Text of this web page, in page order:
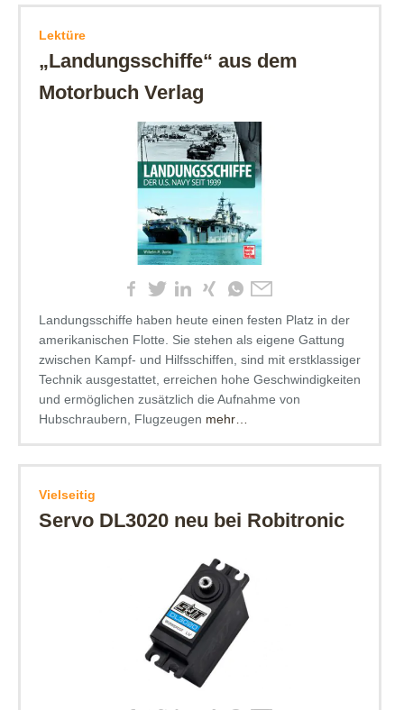
Lektüre
„Landungsschiffe“ aus dem
Motorbuch Verlag
Landungsschiffe haben heute einen festen Platz in der
amerikanischen Flotte. Sie stehen als eigene Gattung
zwischen Kampf- und Hilfsschiffen, sind mit erstklassiger
Technik ausgestattet, erreichen hohe Geschwindigkeiten
und ermöglichen zusätzlich die Aufnahme von
Hubschraubern, Flugzeugen mehr…
Vielseitig
Servo DL3020 neu bei Robitronic